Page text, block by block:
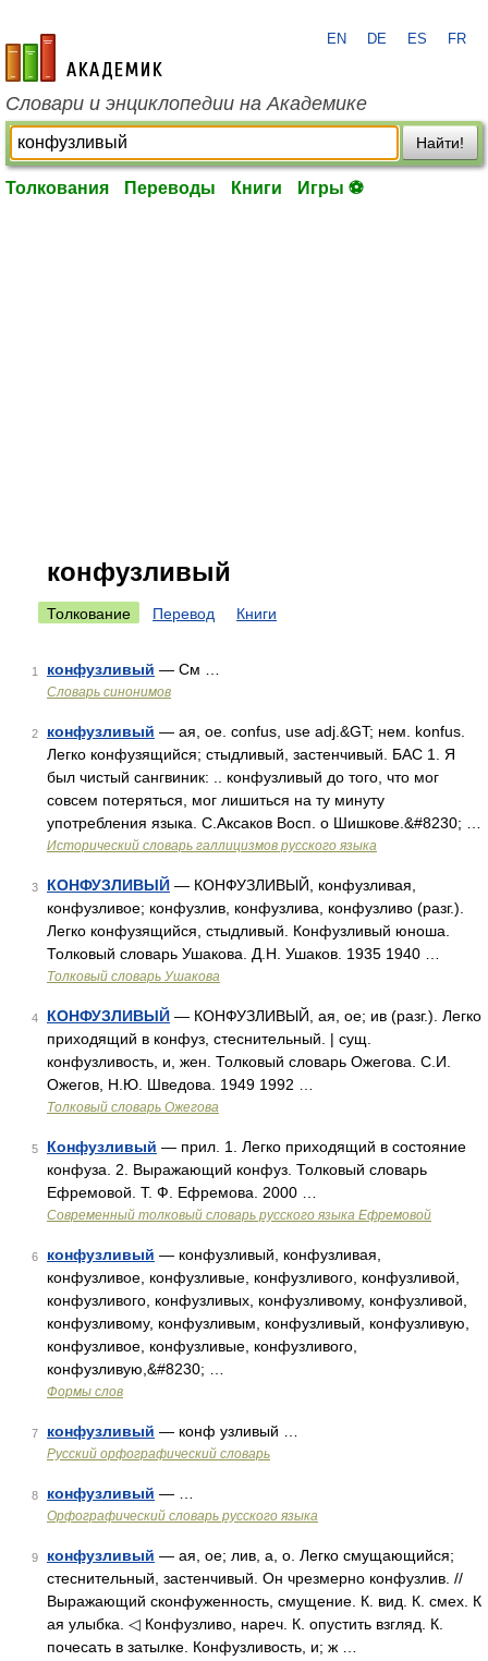
academic.ru
EN DE ES FR
Словари и энциклопедии на Академике
Найти!
Толкования Переводы Книги Игры ⚽
конфузливый
Толкование Перевод Книги
1 конфузливый — См …
Словарь синонимов
2 конфузливый — ая, ое. confus, use adj.&GT; нем. konfus.
Легко конфузящийся; стыдливый, застенчивый. БАС 1. Я
был чистый сангвиник: .. конфузливый до того, что мог
совсем потеряться, мог лишиться на ту минуту
употребления языка. С.Аксаков Восп. о Шишкове.&#8230; …
Исторический словарь галлицизмов русского языка
3 КОНФУЗЛИВЫЙ — КОНФУЗЛИВЫЙ, конфузливая,
конфузливое; конфузлив, конфузлива, конфузливо (разг.).
Легко конфузящийся, стыдливый. Конфузливый юноша.
Толковый словарь Ушакова. Д.Н. Ушаков. 1935 1940 …
Толковый словарь Ушакова
4 КОНФУЗЛИВЫЙ — КОНФУЗЛИВЫЙ, ая, ое; ив (разг.). Легко
приходящий в конфуз, стеснительный. | сущ.
конфузливость, и, жен. Толковый словарь Ожегова. С.И.
Ожегов, Н.Ю. Шведова. 1949 1992 …
Толковый словарь Ожегова
5 Конфузливый — прил. 1. Легко приходящий в состояние
конфуза. 2. Выражающий конфуз. Толковый словарь
Ефремовой. Т. Ф. Ефремова. 2000 …
Современный толковый словарь русского языка Ефремовой
6 конфузливый — конфузливый, конфузливая,
конфузливое, конфузливые, конфузливого, конфузливой,
конфузливого, конфузливых, конфузливому, конфузливой,
конфузливому, конфузливым, конфузливый, конфузливую,
конфузливое, конфузливые, конфузливого,
конфузливую,&#8230; …
Формы слов
7 конфузливый — конф узливый …
Русский орфографический словарь
8 конфузливый — …
Орфографический словарь русского языка
9 конфузливый — ая, ое; лив, а, о. Легко смущающийся;
стеснительный, застенчивый. Он чрезмерно конфузлив. //
Выражающий сконфуженность, смущение. К. вид. К. смех. К
ая улыбка. ◁ Конфузливо, нареч. К. опустить взгляд. К.
почесать в затылке. Конфузливость, и; ж …